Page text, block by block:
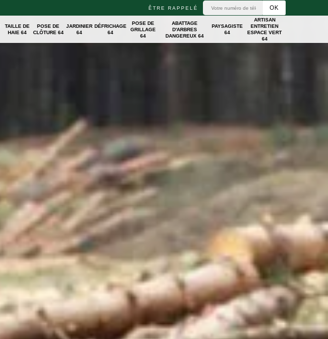
ÊTRE RAPPELÉ
TAILLE DE
HAIE 64
POSE DE
CLÔTURE 64
JARDINIER
64
DÉFRICHAGE
64
POSE DE
GRILLAGE
64
ABATTAGE
D'ARBRES
DANGEREUX 64
PAYSAGISTE
64
ARTISAN
ENTRETIEN
ESPACE VERT
64